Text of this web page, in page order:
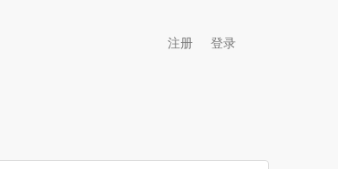
注册 登录